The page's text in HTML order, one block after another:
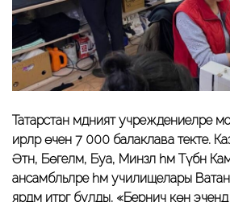
Татарстан мәдәният учреждениеләре
ирләр өчен 7 000 балаклава текте.
Әтнә, Бөгелмә, Буа, Минзәлә һәм Түбән
ансамбльләре һәм училищелары
ярдәм итәргә булды. «Берничә көн